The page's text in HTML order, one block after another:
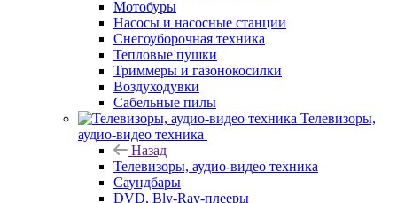
Мотобуры
Насосы и насосные станции
Снегоуборочная техника
Тепловые пушки
Триммеры и газонокосилки
Воздуходувки
Сабельные пилы
Телевизоры,
аудио-видео техника
Назад
Телевизоры, аудио-видео техника
Саундбары
DVD, Bly-Ray-плееры